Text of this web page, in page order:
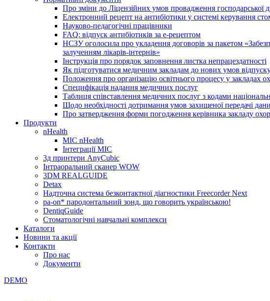
Про зміни до Ліцензійних умов провадження господарської
Електронний рецепт на антибіотики у системі керування
Науково-педагогічні працівники
FAQ: відпуск антибіотиків за е-рецептом
НСЗУ оголосила про укладення договорів за пакетом
залученням лікарів-інтернів»
Інструкція про порядок заповнення листка непрацездатності
Як підготуватися медичним закладам до нових умов
Положення про організацію освітнього процесу у закладах
Специфікація надання медичних послуг
Таблиця співставлення медичних послуг з кодами
Щодо необхідності дотримання умов захищеної передачі
Про затвердження форми погодження керівника закладу
Продукти
nHealth
МІС nHealth
Інтеграції МІС
3д принтери AnyCubic
Інтраоральний сканер WOW
3DM REALGUIDE
Detax
Надточна система безконтактної діагностики Freecorder Next
pa-on* пародонтальний зонд, що говорить українською!
DentiqGuide
Стоматологічні навчальні комплекси
Каталоги
Новини та акції
Контакти
Про нас
Документи
DEMO